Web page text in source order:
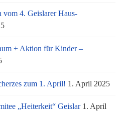
4. Geislarer Haus-
+ Aktion für Kinder –
zum 1. April! 1. April 2025
„Heiterkeit“ Geislar 1. April